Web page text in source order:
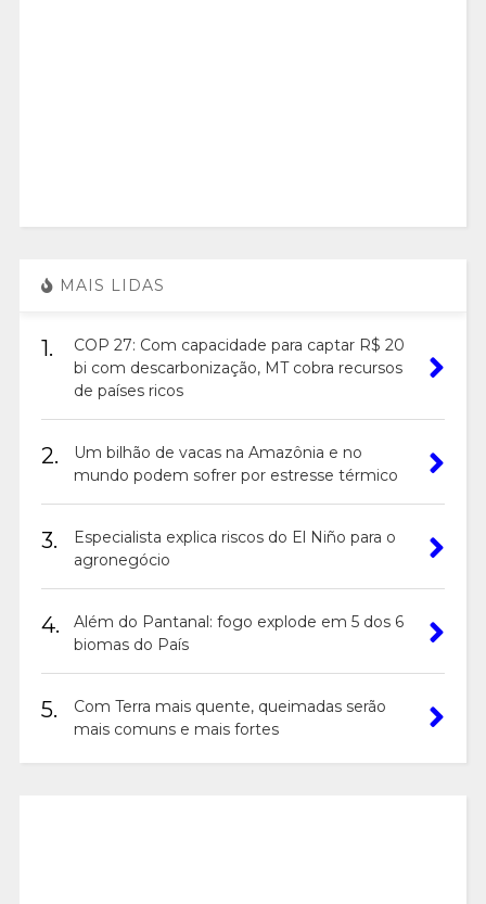
MAIS LIDAS
1.
COP 27: Com capacidade para captar R$ 20
bi com descarbonização, MT cobra recursos
de países ricos
2.
Um bilhão de vacas na Amazônia e no
mundo podem sofrer por estresse térmico
3.
Especialista explica riscos do El Niño para o
agronegócio
4.
Além do Pantanal: fogo explode em 5 dos 6
biomas do País
5.
Com Terra mais quente, queimadas serão
mais comuns e mais fortes